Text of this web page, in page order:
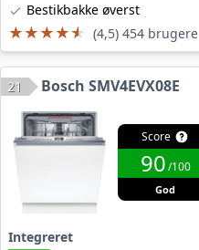
Bestikbakke øverst
★★★★★
★★★★★ (4,5) 454 brugere
21 Bosch SMV4EVX08E
Score
90/100
God
Integreret